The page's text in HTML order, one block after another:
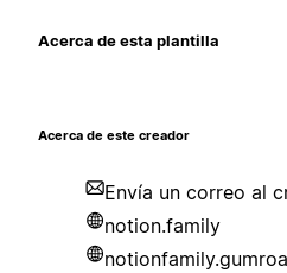
Acerca de esta plantilla
Acerca de este creador
Envía un correo al
notion.family